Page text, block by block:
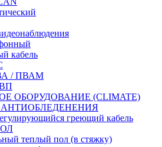
кабель
/ ПВАМ
ОБОРУДОВАНИЕ (CLIMATE)
греющий кабель
теплый пол (в стяжку)